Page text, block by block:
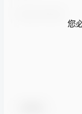
您